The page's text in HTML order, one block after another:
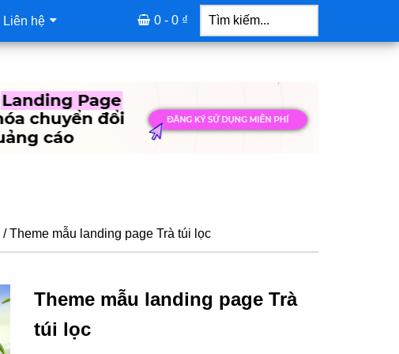
Liên hệ
Tìm
kiếm...
0 - 0 ₫
/Theme mẫu landing page Trà túi lọc
Theme mẫu landing page Trà
túi lọc